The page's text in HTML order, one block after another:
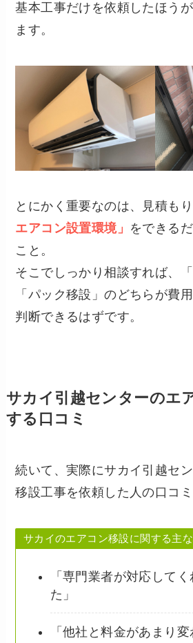
基本工事だけを依頼したほう
ます。
とにかく重要なのは、見積も
エアコン設置環境」 をできる
こと。
そこでしっかり相談すれば、
「パック移設」のどちらが費
判断できるはずです。
サカイ引越センターのエ
する口コミ
続いて、実際にサカイ引越セ
移設工事を依頼した人の口コミ
サカイのエアコン移設に関する主な
「専門業者が対応して
た」
「他社と料金があまり